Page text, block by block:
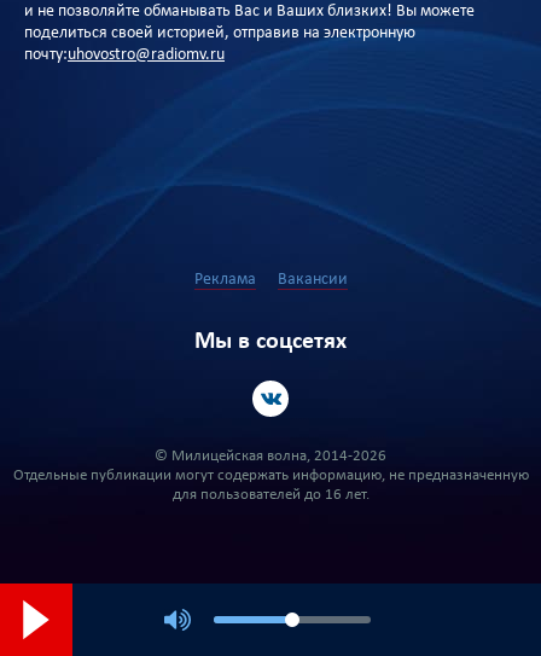
и не позволяйте обманывать Вас и Ваших близких! Вы можете
поделиться своей историей, отправив на электронную
почту:uhovostro@radiomv.ru
Реклама Вакансии
Мы в соцсетях
© Милицейская волна, 2014-2026
Отдельные публикации могут содержать информацию, не предназначенную
для пользователей до 16 лет.